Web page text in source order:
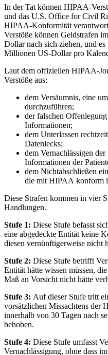
In der Tat können HIPAA-
und das U.S. Office for Civil
HIPAA-Konformität
Verstöße können Geldstrafen
Dollar nach sich ziehen, und
Millionen US-Dollar pro
Laut dem offiziellen HIPAA-
Verstöße aus:
dem Versäumnis, eine
durchzuführen;
der falschen
Informationen;
dem Unterlassen
Datenlecks;
dem Vernachlässigen
Informationen der
dem Nichtabschließen
die mit HIPAA konform
Diese Strafen kommen in vier
Handlungen.
Stufe 1: Diese Stufe befasst
eine abgedeckte Entität keine
diesen vernünftigerweise nicht
Stufe 2: Diese Stufe betrifft
Entität hätte wissen müssen,
Maß an Vorsicht nicht hätte
Stufe 3: Auf dieser Stufe tritt
vorsätzlichen Missachtens der
innerhalb von 30 Tagen nach
behoben.
Stufe 4: Diese Stufe umfasst
Vernachlässigung, ohne dass